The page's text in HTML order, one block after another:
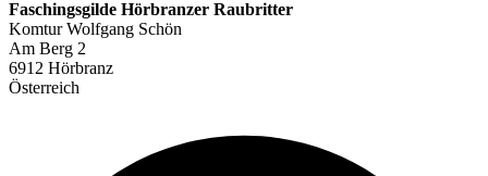
Faschingsgilde Hörbranzer Raubritter
Komtur Wolfgang Schön
Am Berg 2
6912 Hörbranz
Österreich